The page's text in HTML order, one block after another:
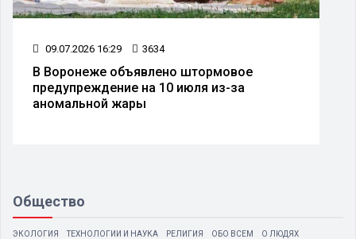
15.07.2026 15:31 3098
В Воронеже перенесли День города
Общество
ЭКОЛОГИЯ ТЕХНОЛОГИИ И НАУКА РЕЛИГИЯ ОБО ВСЕМ
О ЛЮДЯХ